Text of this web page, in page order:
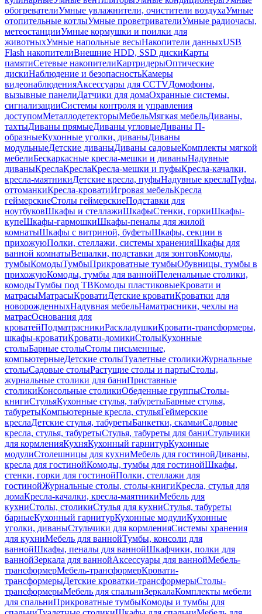
обогревателиУмные увлажнители, очистители воздухаУмные
отопительные котлыУмные проветривателиУмные радиочасы,
метеостанцииУмные кормушки и поилки для
животныхУмные напольные весыНакопители данныхUSB
Flash накопителиВнешние HDD, SSD дискиКарты
памятиСетевые накопителиКартридерыОптические
дискиНаблюдение и безопасностьКамеры
видеонаблюденияАксессуары для CCTVДомофоны,
вызывные панелиДатчики для домаОхранные системы,
сигнализацииСистемы контроля и управления
доступомМеталлодетекторыМебельМягкая мебельДиваны,
тахтыДиваны прямыеДиваны угловыеДиваны П-
образныеКухонные уголки, диваныДиваны
модульныеДетские диваныДиваны садовыеКомплекты мягкой
мебелиБескаркасные кресла-мешки и диваныНадувные
диваныКреслаКреслаКресла-мешки и пуфыКресла-качалки,
кресла-маятникиДетские кресла, пуфыНадувные креслаПуфы,
оттоманкиКресла-кроватиИгровая мебельКресла
геймерскиеСтолы геймерскиеПодставки для
ноутбуковШкафы и стеллажиШкафыСтенки, горкиШкафы-
купеШкафы-гармошкиШкафы-пеналы для жилой
комнатыШкафы с витриной, буфетыШкафы, секции в
прихожуюПолки, стеллажи, системы храненияШкафы для
ванной комнатыВешалки, подставки для зонтовКомоды,
тумбыКомодыТумбыПрикроватные тумбыОбувницы, тумбы в
прихожуюКомоды, тумбы для ваннойПеленальные столики,
комодыТумбы под ТВКомоды пластиковыеКровати и
матрасыМатрасыКроватиДетские кроватиКроватки для
новорожденныхНадувная мебельНаматрасники, чехлы на
матрасОснования для
кроватейПодматрасникиРаскладушкиКровати-трансформеры,
шкафы-кроватиКровати-домикиСтолыКухонные
столыБарные столыСтолы письменные,
компьютерныеДетские столыТуалетные столикиЖурнальные
столыСадовые столыРастущие столы и партыСтолы,
журнальные столики для баниПриставные
столикиКонсольные столикиОбеденные группыСтолы-
книгиСтульяКухонные стулья, табуретыБарные стулья,
табуретыКомпьютерные кресла, стульяГеймерские
креслаДетские стулья, табуретыБанкетки, скамьиСадовые
кресла, стулья, табуретыСтулья, табуреты для баниСтульчики
для кормленияКухняКухонный гарнитурКухонные
модулиСтолешницы для кухниМебель для гостинойДиваны,
кресла для гостинойКомоды, тумбы для гостинойШкафы,
стенки, горки для гостинойПолки, стеллажи для
гостинойЖурнальные столы, столы-книгиКресла, стулья для
домаКресла-качалки, кресла-маятникиМебель для
кухниСтолы, столикиСтулья для кухниСтулья, табуреты
барныеКухонный гарнитурКухонные модулиКухонные
уголки, диваныСтульчики для кормленияСистемы хранения
для кухниМебель для ваннойТумбы, консоли для
ваннойШкафы, пеналы для ваннойШкафчики, полки для
ваннойЗеркала для ваннойАксессуары для ваннойМебель-
трансформерМебель-трансформерКровати-
трансформерыДетские кроватки-трансформерыСтолы-
трансформерыМебель для спальниЗеркалаКомплекты мебели
для спальниПрикроватные тумбыКомоды и тумбы для